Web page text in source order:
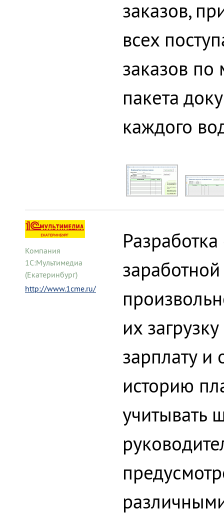
заказов,
всех
заказов по
пакета
каждого
Компания
1С:Мультимедиа
(Екатеринбург)
http://www.1cme.ru/
их
зарплату и
историю
учитывать